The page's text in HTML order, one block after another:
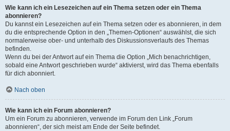
Wie kann ich ein Lesezeichen auf ein Thema setzen oder ein Thema
abonnieren?
Du kannst ein Lesezeichen auf ein Thema setzen oder es abonnieren, in dem
du die entsprechende Option in den „Themen-Optionen“ auswählst, die sich
normalerweise ober- und unterhalb des Diskussionsverlaufs des Themas
befinden.
Wenn du bei der Antwort auf ein Thema die Option „Mich benachrichtigen,
sobald eine Antwort geschrieben wurde“ aktivierst, wird das Thema ebenfalls
für dich abonniert.
Nach oben
Wie kann ich ein Forum abonnieren?
Um ein Forum zu abonnieren, verwende im Forum den Link „Forum
abonnieren“, der sich meist am Ende der Seite befindet.